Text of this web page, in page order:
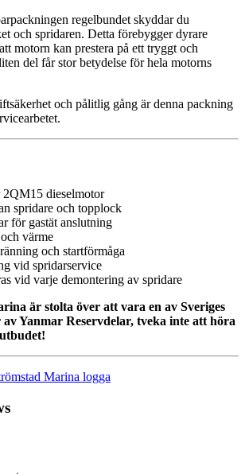
regelbundet skyddar du
och spridaren. Detta förebygger dyrare
motorn kan prestera på ett tryggt och
del får stor betydelse för hela motorns
och pålitlig gång är denna packning
2QM15 dieselmotor
spridare och topplock
för gastät anslutning
värme
och startförmåga
vid spridarservice
vid varje demontering av spridare
är stolta över att vara en av Sveriges
Yanmar Reservdelar, tveka inte att höra